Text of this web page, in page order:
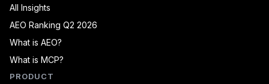
All Insights
AEO Ranking Q2 2026
What is AEO?
What is MCP?
PRODUCT